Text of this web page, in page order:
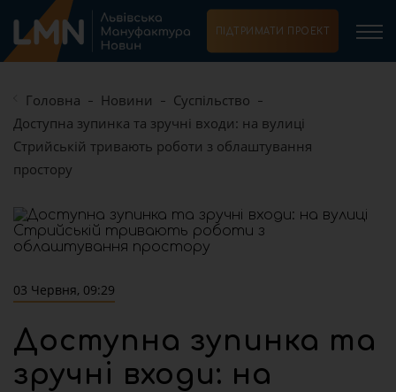
ПІДТРИМАТИ ПРОЕКТ
Головна Новини
Суспільство
Доступна зупинка та зручні входи: на вулиці
Стрийській тривають роботи з облаштування
простору
03 Червня, 09:29
Доступна зупинка та
зручні входи: на